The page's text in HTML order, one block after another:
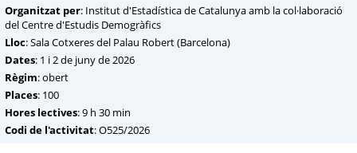
Organitzat per: Institut d'Estadística de Catalunya amb la col·laboració
del Centre d'Estudis Demogràfics
Lloc: Sala Cotxeres del Palau Robert (Barcelona)
Dates: 1 i 2 de juny de 2026
Règim: obert
Places: 100
Hores lectives: 9 h 30 min
Codi de l'activitat: O525/2026